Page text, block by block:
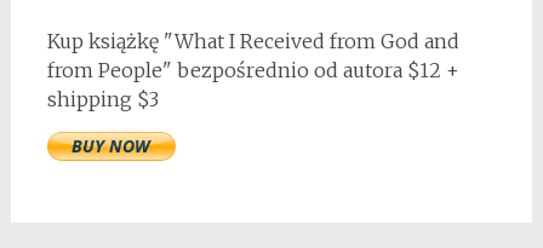
Kup książkę "What I Received from God and
from People" bezpośrednio od autora $12 +
shipping $3